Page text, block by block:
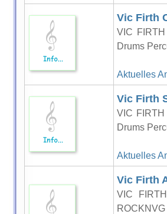
Vic Firth
VIC
Drums
Aktuelles
Vic Firth
VIC
Drums
Aktuelles
Vic Firth
VIC